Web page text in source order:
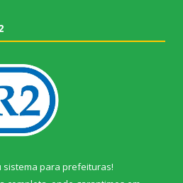
sistema para prefeituras!